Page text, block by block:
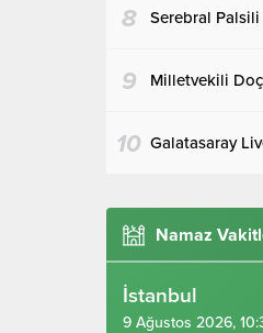
8 Serebral
9 Milletvekili
10 Galatasaray
Namaz
İstanbul
9 Ağustos 2026,